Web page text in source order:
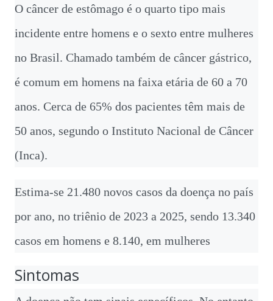
O câncer de estômago é o quarto tipo mais
incidente entre homens e o sexto entre mulheres
no Brasil. Chamado também de câncer gástrico,
é comum em homens na faixa etária de 60 a 70
anos. Cerca de 65% dos pacientes têm mais de
50 anos, segundo o Instituto Nacional de Câncer
(Inca).
Estima-se 21.480 novos casos da doença no país
por ano, no triênio de 2023 a 2025, sendo 13.340
casos em homens e 8.140, em mulheres
Sintomas